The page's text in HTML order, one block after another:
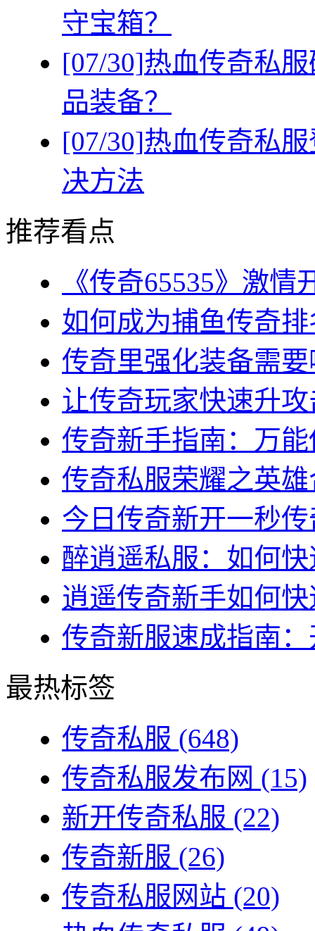
守宝箱？
[07/30]热血传奇私
品装备？
[07/30]热血传奇私
决方法
推荐看点
《传奇65535》激
如何成为捕鱼传奇
传奇里强化装备需
让传奇玩家快速升
传奇新手指南：万
传奇私服荣耀之英
今日传奇新开一秒
醉逍遥私服：如何
逍遥传奇新手如何
传奇新服速成指南
最热标签
传奇私服 (648)
传奇私服发布网 (15)
新开传奇私服 (22)
传奇新服 (26)
传奇私服网站 (20)